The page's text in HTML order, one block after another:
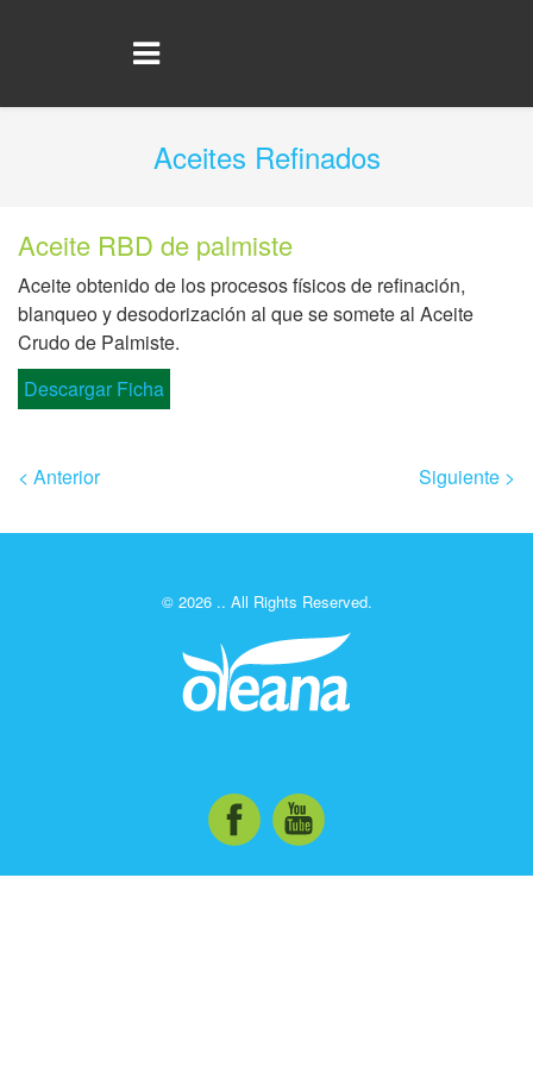
Aceites Refinados
Aceite RBD de palmiste
Aceite obtenido de los procesos físicos de refinación,
blanqueo y desodorización al que se somete al Aceite
Crudo de Palmiste.
Descargar Ficha
< Anterior Siguiente >
© 2026 .. All Rights Reserved.